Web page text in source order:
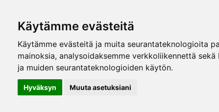
Käytämme evästeitä
Käytämme evästeitä ja muita seurantateknologioita
mainoksia, analysoidaksemme verkkoliikennettä
ja muiden seurantateknologioiden käytön.
Hyväksyn Muuta asetuksiani